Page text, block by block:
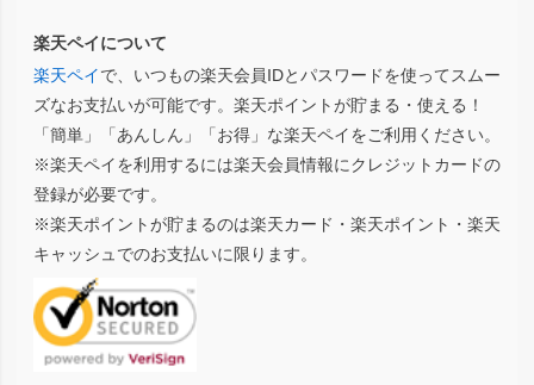
楽天ペイについて
楽天ペイで、いつもの楽天会員IDとパスワードを使ってスムー
ズなお支払いが可能です。楽天ポイントが貯まる・使える！
「簡単」「あんしん」「お得」な楽天ペイをご利用ください。
※楽天ペイを利用するには楽天会員情報にクレジットカードの
登録が必要です。
※楽天ポイントが貯まるのは楽天カード・楽天ポイント・楽天
キャッシュでのお支払いに限ります。